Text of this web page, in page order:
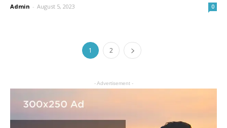
Admin - August 5, 2023 0
1 2
- Advertisement -